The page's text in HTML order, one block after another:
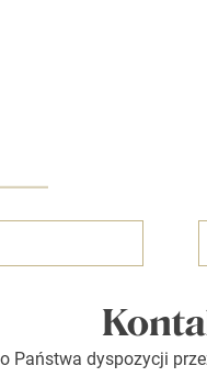
Państwa dyspozycji